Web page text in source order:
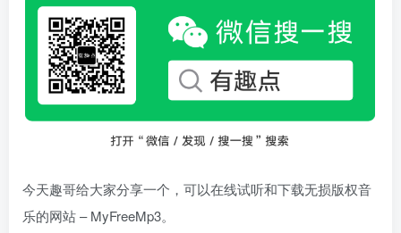
今天趣哥给大家分享一个，可以在线试听和下载无损版权音
乐的网站 – MyFreeMp3。